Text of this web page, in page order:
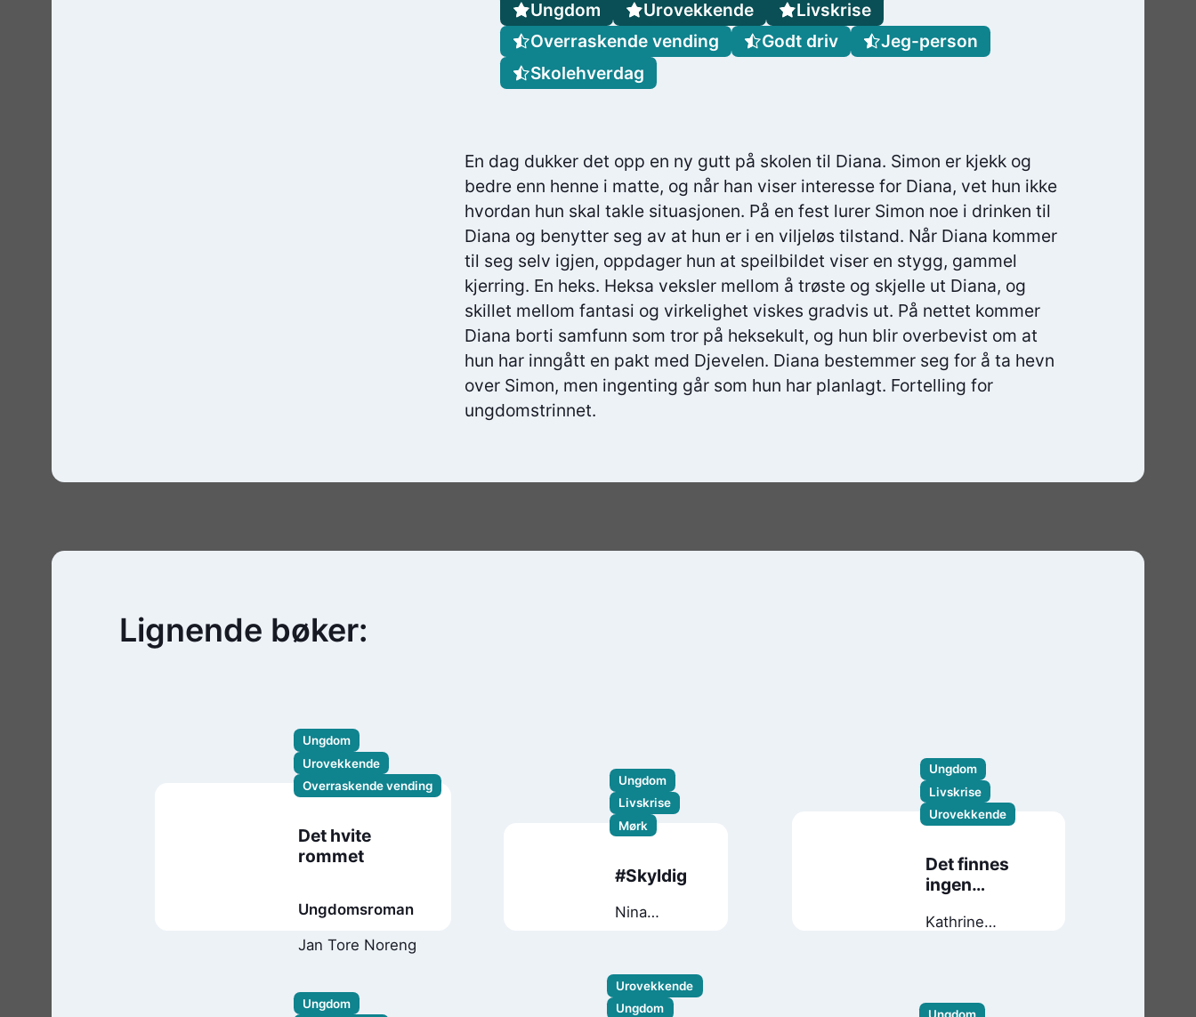
En dag dukker det opp en ny gutt på skolen til Diana. Simon er kjekk og
bedre enn henne i matte, og når han viser interesse for Diana, vet hun ikke
hvordan hun skal takle situasjonen. På en fest lurer Simon noe i drinken til
Diana og benytter seg av at hun er i en viljeløs tilstand. Når Diana kommer
til seg selv igjen, oppdager hun at speilbildet viser en stygg, gammel
kjerring. En heks. Heksa veksler mellom å trøste og skjelle ut Diana, og
skillet mellom fantasi og virkelighet viskes gradvis ut. På nettet kommer
Diana borti samfunn som tror på heksekult, og hun blir overbevist om at
hun har inngått en pakt med Djevelen. Diana bestemmer seg for å ta hevn
over Simon, men ingenting går som hun har planlagt. Fortelling for
ungdomstrinnet.
Ungdom Urovekkende
Livskrise
Overraskende vending
Godt driv
Jeg-person
Skolehverdag
Lignende bøker:
Ungdom
Urovekkende
Overraskende vending
Det hvite
rommet
Ungdomsroman
Jan Tore Noreng
Ungdom
Livskrise
Mørk
#Skyldig
Nina
Ungdom
Livskrise
Urovekkende
Det finnes
ingen
Kathrine
Ungdom
Urovekkende
Ungdom